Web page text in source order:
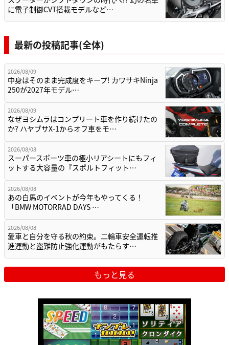
に電子制御CVT搭載モデルなど…
最新の投稿記事(全体)
2026/08/09
中身はそのまま完成度をキープ! カワサキNinja
250が2027年モデル…
2026/08/09
なぜヨシムラはコンプリート車を作り続けたの
か? ハヤブサX-1からオフ車をモ…
2026/08/08
スーパースポーツ車の極小リアシートにもフィ
ットする大容量の『スポルトフィット…
2026/08/08
あの白馬のイベントが今年もやってくる！
「BMW MOTORRAD DAYS …
2026/08/08
愛車と自分を守る秋の約束。二輪車安全運転推
進運動と盗難防止強化運動がもたらす…
もっと見る